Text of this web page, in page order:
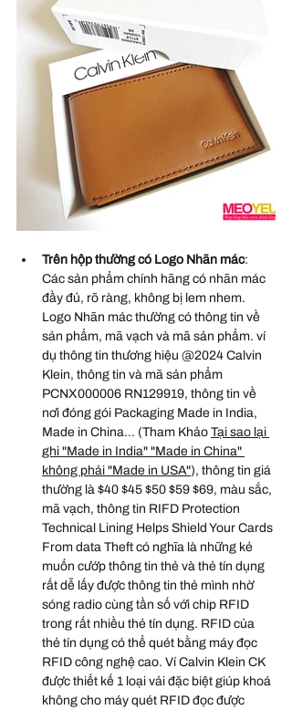
Trên hộp thường có Logo Nhãn mác:
Các sản phẩm chính hãng có nhãn mác
đầy đủ, rõ ràng, không bị lem nhem.
Logo Nhãn mác thường có thông tin về
sản phẩm, mã vạch và mã sản phẩm. ví
dụ thông tin thương hiệu @2024 Calvin
Klein, thông tin và mã sản phẩm
PCNX000006 RN129919, thông tin về
nơi đóng gói Packaging Made in India,
Made in China... (Tham Khảo Tại sao lại
ghi "Made in India" "Made in China"
không phải "Made in USA"), thông tin giá
thường là $40 $45 $50 $59 $69, màu sắc,
mã vạch, thông tin RIFD Protection
Technical Lining Helps Shield Your Cards
From data Theft có nghĩa là những kẻ
muốn cướp thông tin thẻ và thẻ tín dụng
rất dễ lấy được thông tin thẻ mình nhờ
sóng radio cùng tần số với chip RFID
trong rất nhiều thẻ tín dụng. RFID của
thẻ tín dụng có thể quét bằng máy đọc
RFID công nghệ cao. Ví Calvin Klein CK
được thiết kế 1 loại vải đặc biệt giúp khoá
không cho máy quét RFID đọc được